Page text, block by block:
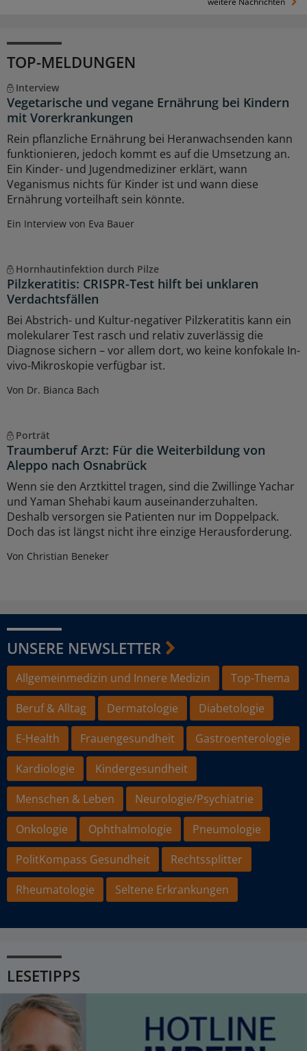
TOP-MELDUNGEN
Interview
Vegetarische und vegane Ernährung bei Kindern
mit Vorerkrankungen
Rein pflanzliche Ernährung bei Heranwachsenden kann
funktionieren, jedoch kommt es auf die Umsetzung an.
Ein Kinder- und Jugendmediziner erklärt, wann
Veganismus nichts für Kinder ist und wann diese
Ernährung vorteilhaft sein könnte.
Ein Interview von Eva Bauer
Hornhautinfektion durch Pilze
Pilzkeratitis: CRISPR-Test hilft bei unklaren
Verdachtsfällen
Bei Abstrich- und Kultur-negativer Pilzkeratitis kann ein
molekularer Test rasch und relativ zuverlässig die
Diagnose sichern – vor allem dort, wo keine konfokale In-
vivo-Mikroskopie verfügbar ist.
Von Dr. Bianca Bach
Porträt
Traumberuf Arzt: Für die Weiterbildung von
Aleppo nach Osnabrück
Wenn sie den Arztkittel tragen, sind die Zwillinge Yachar
und Yaman Shehabi kaum auseinanderzuhalten.
Deshalb versorgen sie Patienten nur im Doppelpack.
Doch das ist längst nicht ihre einzige Herausforderung.
Von Christian Beneker
UNSERE NEWSLETTER
Allgemeinmedizin und Innere Medizin
Top-Thema
Beruf & Alltag
Dermatologie
Diabetologie
E-Health
Frauengesundheit
Gastroenterologie
Kardiologie
Kindergesundheit
Menschen & Leben
Neurologie/Psychiatrie
Onkologie
Ophthalmologie
Pneumologie
PolitKompass Gesundheit
Rechtssplitter
Rheumatologie
Seltene Erkrankungen
LESETIPPS